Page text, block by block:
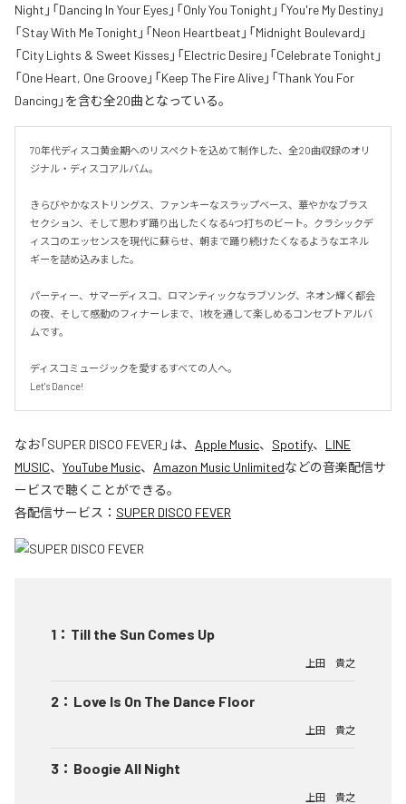
Night」「Dancing In Your Eyes」「Only You Tonight」「You're My Destiny」
「Stay With Me Tonight」「Neon Heartbeat」「Midnight Boulevard」
「City Lights & Sweet Kisses」「Electric Desire」「Celebrate Tonight」
「One Heart, One Groove」「Keep The Fire Alive」「Thank You For
Dancing」を含む全20曲となっている。
70年代ディスコ黄金期へのリスペクトを込めて制作した、全20曲収録のオリ
ジナル・ディスコアルバム。
きらびやかなストリングス、ファンキーなスラップベース、華やかなブラス
セクション、そして思わず踊り出したくなる4つ打ちのビート。クラシックデ
ィスコのエッセンスを現代に蘇らせ、朝まで踊り続けたくなるようなエネル
ギーを詰め込みました。
パーティー、サマーディスコ、ロマンティックなラブソング、ネオン輝く都会
の夜、そして感動のフィナーレまで、1枚を通して楽しめるコンセプトアルバ
ムです。
ディスコミュージックを愛するすべての人へ。
Let's Dance!
なお「SUPER DISCO FEVER 」は、 Apple Music、 Spotify、 LINE
MUSIC、 YouTube Music、 Amazon Music Unlimitedなどの音楽配信サ
ービスで聴くことができる。
各配信サービス： SUPER DISCO FEVER
1 ： Till the Sun Comes Up
上田 貴之
2 ： Love Is On The Dance Floor
上田 貴之
3 ： Boogie All Night
上田 貴之